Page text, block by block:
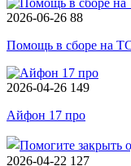
2026-06-26 88
Помощь в сборе на
2026-04-26 149
Айфон 17 про
2026-04-22 127